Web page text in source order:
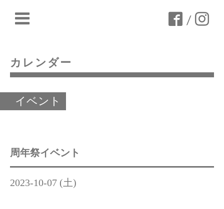
/
カレンダー
イベント
周年祭イベント
2023-10-07 (土)